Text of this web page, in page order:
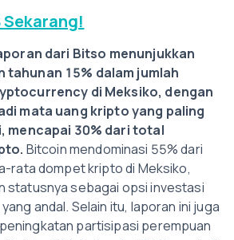
Sekarang!
dari Bitso menunjukkan
tahunan 15% dalam jumlah
di Meksiko, dengan
mata uang kripto yang paling
mencapai 30% dari total
Bitcoin mendominasi 55% dari
rata dompet kripto di Meksiko,
statusnya sebagai opsi investasi
andal. Selain itu, laporan ini juga
partisipasi perempuan